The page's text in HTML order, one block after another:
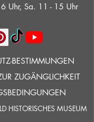
Uhr, Sa. 11 - 15 Uhr
BESTIMMUNGEN
ZUGÄNGLICHKEIT
HISTORISCHES MUSEUM